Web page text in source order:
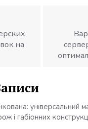
на
універсальний
і габіонних